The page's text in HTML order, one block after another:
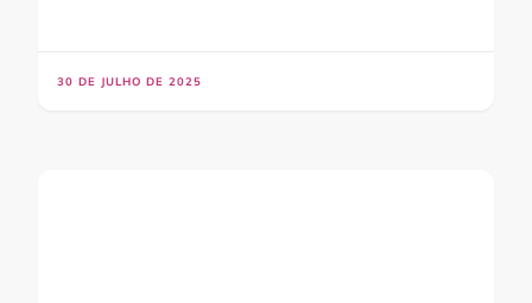
30 DE JULHO DE 2025